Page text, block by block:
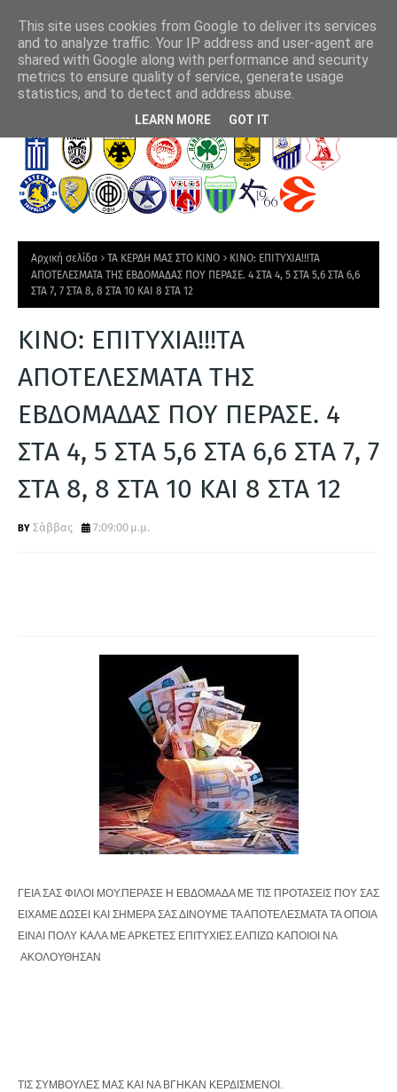
Ε
Υ
Τ
Ν
Ε
της Παναθηναϊκός: ΤΣΣΚΑ 1948, 1-1: Προβλημάτισε το "τριφύλλι",
Αρχική σελίδα ΤΑ ΚΕΡΔΗ ΜΑΣ ΣΤΟ ΚΙΝΟ
ΚΙΝΟ: ΕΠΙΤΥΧΙΑ!!!ΤΑ
ΑΠΟΤΕΛΕΣΜΑΤΑ ΤΗΣ ΕΒΔΟΜΑΔΑΣ ΠΟΥ ΠΕΡΑΣΕ. 4 ΣΤΑ 4, 5 ΣΤΑ 5,6 ΣΤΑ 6,6
ΣΤΑ 7, 7 ΣΤΑ 8, 8 ΣΤΑ 10 ΚΑΙ 8 ΣΤΑ 12
ΚΙΝΟ: ΕΠΙΤΥΧΙΑ!!!ΤΑ
ΑΠΟΤΕΛΕΣΜΑΤΑ ΤΗΣ
ΕΒΔΟΜΑΔΑΣ ΠΟΥ ΠΕΡΑΣΕ. 4
ΣΤΑ 4, 5 ΣΤΑ 5,6 ΣΤΑ 6,6 ΣΤΑ 7, 7
ΣΤΑ 8, 8 ΣΤΑ 10 ΚΑΙ 8 ΣΤΑ 12
Σάββας 7:09:00 μ.μ.
ΓΕΙΑ ΣΑΣ ΦΙΛΟΙ ΜΟΥ.ΠΕΡΑΣΕ Η ΕΒΔΟΜΑΔΑ ΜΕ ΤΙΣ ΠΡΟΤΑΣΕΙΣ ΠΟΥ ΣΑΣ
ΕΙΧΑΜΕ ΔΩΣΕΙ ΚΑΙ ΣΗΜΕΡΑ ΣΑΣ ΔΙΝΟΥΜΕ ΤΑ ΑΠΟΤΕΛΕΣΜΑΤΑ ΤΑ ΟΠΟΙΑ
ΕΙΝΑΙ ΠΟΛΥ ΚΑΛΑ ΜΕ ΑΡΚΕΤΕΣ ΕΠΙΤΥΧΙΕΣ.ΕΛΠΙΖΩ ΚΑΠΟΙΟΙ ΝΑ
ΑΚΟΛΟΥΘΗΣΑΝ
ΤΙΣ ΣΥΜΒΟΥΛΕΣ ΜΑΣ ΚΑΙ ΝΑ ΒΓΗΚΑΝ ΚΕΡΔΙΣΜΕΝΟΙ.
This site uses cookies from Google to deliver its services
and to analyze traffic. Your IP address and user-agent are
shared with Google along with performance and security
metrics to ensure quality of service, generate usage
statistics, and to detect and address abuse.
LEARN MORE GOT IT